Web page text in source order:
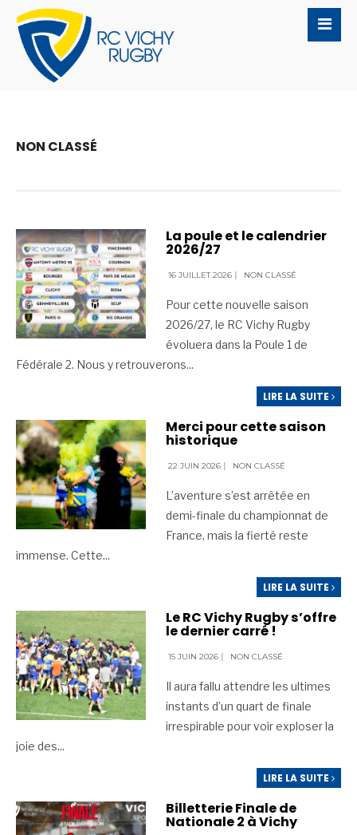
NON CLASSÉ
La poule et le calendrier
2026/27
16 JUILLET 2026 NON CLASSÉ
Pour cette nouvelle saison
2026/27, le RC Vichy Rugby
évoluera dans la Poule 1 de
Fédérale 2. Nous y retrouverons...
LIRE LA SUITE
Merci pour cette saison
historique
22 JUIN 2026 NON CLASSÉ
L’aventure s’est arrêtée en
demi-finale du championnat de
France, mais la fierté reste
immense. Cette...
LIRE LA SUITE
Le RC Vichy Rugby s’offre
le dernier carré !
15 JUIN 2026 NON CLASSÉ
Il aura fallu attendre les ultimes
instants d’un quart de finale
irrespirable pour voir exploser la
joie des...
LIRE LA SUITE
Billetterie Finale de
Nationale 2 à Vichy